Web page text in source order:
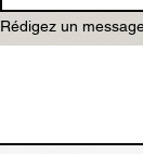
Rédigez un